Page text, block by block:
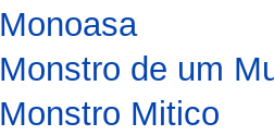
Monoasa
Monstro de um
Monstro Mitico